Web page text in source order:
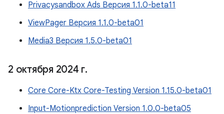
Privacysandbox Ads Версия 1.1.0-beta11
ViewPager Версия 1.1.0-beta01
Media3 Версия 1.5.0-beta01
2 октября 2024 г.
Core Core-Ktx Core-Testing Version 1.15.0-beta01
Input-Motionprediction Version 1.0.0-beta05